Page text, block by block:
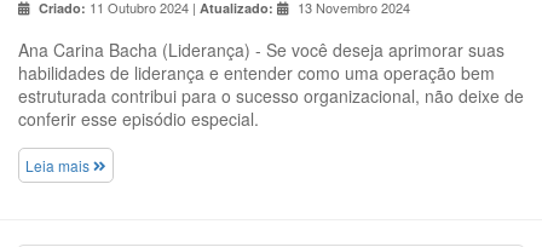
Criado: 11 Outubro 2024 | Atualizado: 13 Novembro 2024
Ana Carina Bacha (Liderança) - Se você deseja aprimorar suas
habilidades de liderança e entender como uma operação bem
estruturada contribui para o sucesso organizacional, não deixe de
conferir esse episódio especial.
Leia mais